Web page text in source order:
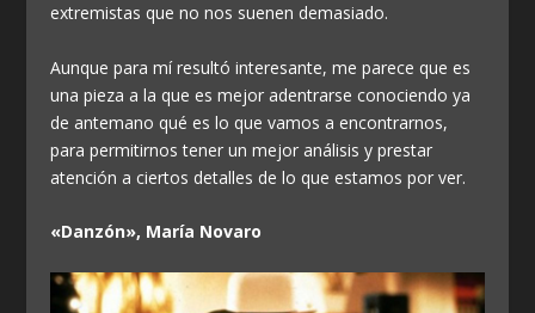
extremistas que no nos suenen demasiado.
Aunque para mí resultó interesante, me parece que es
una pieza a la que es mejor adentrarse conociendo ya
de antemano qué es lo que vamos a encontrarnos,
para permitirnos tener un mejor análisis y prestar
atención a ciertos detalles de lo que estamos por ver.
«Danzón», María Novaro